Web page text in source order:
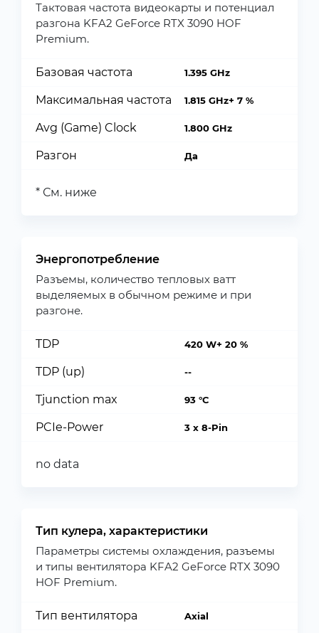
Тактовая частота видеокарты и потенциал
разгона KFA2 GeForce RTX 3090 HOF
Premium.
Базовая частота 1.395 GHz
Максимальная частота 1.815 GHz+ 7 %
Avg (Game) Clock 1.800 GHz
Разгон Да
* См. ниже
Энергопотребление
Разъемы, количество тепловых ватт
выделяемых в обычном режиме и при
разгоне.
TDP 420 W+ 20 %
TDP (up) --
Tjunction max 93 °C
PCIe-Power 3 x 8-Pin
no data
Тип кулера, характеристики
Параметры системы охлаждения, разъемы
и типы вентилятора KFA2 GeForce RTX 3090
HOF Premium.
Тип вентилятора Axial